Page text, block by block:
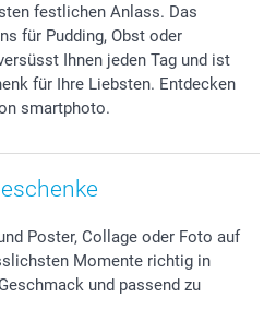
festlichen Anlass. Das
für Pudding, Obst oder
Ihnen jeden Tag und ist
für Ihre Liebsten. Entdecken
smartphoto.
Poster, Collage oder Foto auf
Momente richtig in
und passend zu